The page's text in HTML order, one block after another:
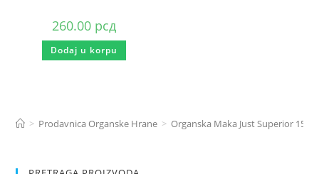
260.00 рсд
Dodaj u korpu
> Prodavnica Organske Hrane > Organska Maka Just Superior 150g